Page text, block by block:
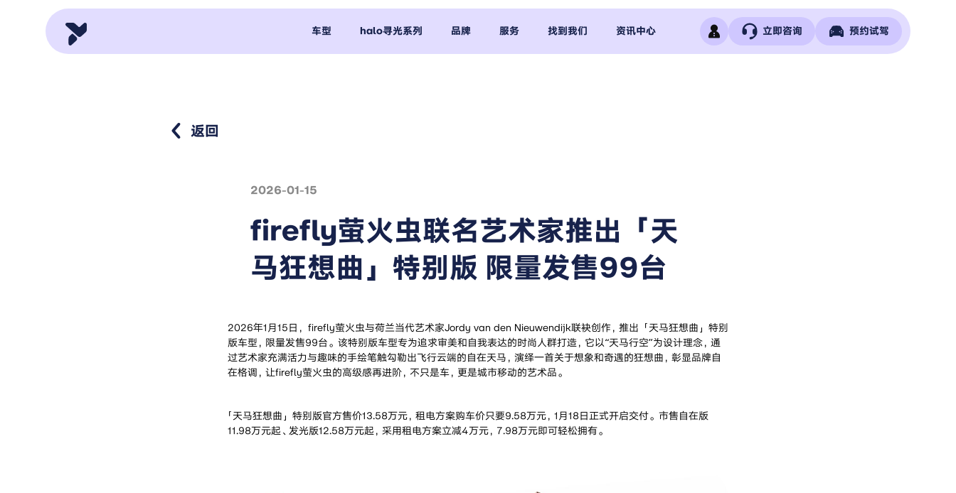
车型 halo寻光系列 品牌 服务 找到我们 资讯中心 立即咨询 预约试驾
返回
2026-01-15
firefly萤火虫联名艺术家推出「天
马狂想曲」特别版 限量发售99台
2026年1月15日，firefly萤火虫与荷兰当代艺术家Jordy van den Nieuwendijk联袂创作，推出「天马狂想曲」特别
版车型，限量发售99台。该特别版车型专为追求审美和自我表达的时尚人群打造，它以“天马行空”为设计理念，通
过艺术家充满活力与趣味的手绘笔触勾勒出飞行云端的自在天马，演绎一首关于想象和奇遇的狂想曲，彰显品牌自
在格调，让firefly萤火虫的高级感再进阶，不只是车，更是城市移动的艺术品。
「天马狂想曲」特别版官方售价13.58万元，租电方案购车价只要9.58万元，1月18日正式开启交付。市售自在版
11.98万元起、发光版12.58万元起，采用租电方案立减4万元，7.98万元即可轻松拥有。